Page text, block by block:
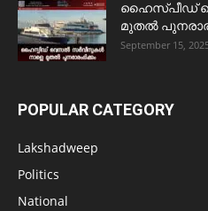
ഹൈസ്പീഡ്
മുതൽ
September 15,
POPULAR CATEGORY
Lakshadweep
Politics
National